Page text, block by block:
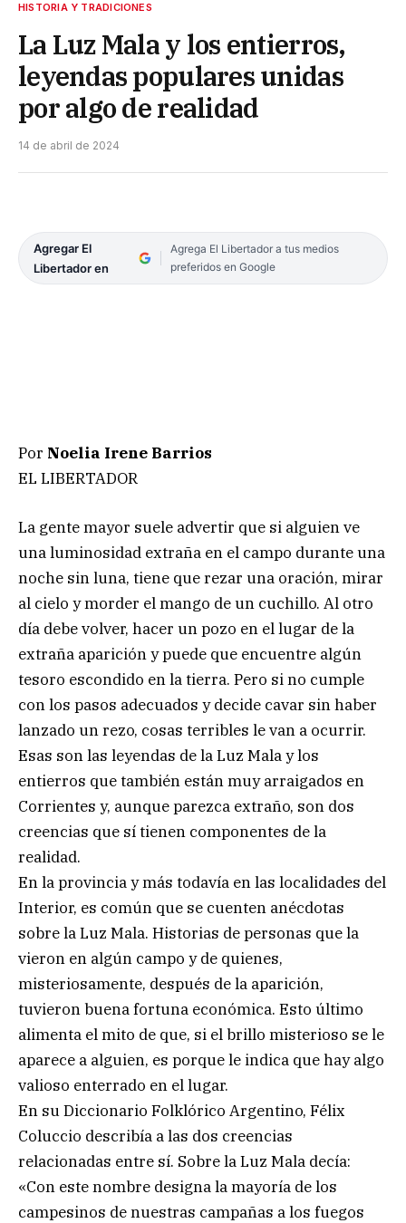
HISTORIA Y TRADICIONES
La Luz Mala y los entierros,
leyendas populares unidas
por algo de realidad
14 de abril de 2024
Agregar El
Libertador en
Agrega El Libertador a tus medios
preferidos en Google
Por Noelia Irene Barrios
EL LIBERTADOR
La gente mayor suele advertir que si alguien ve
una luminosidad extraña en el campo durante una
noche sin luna, tiene que rezar una oración, mirar
al cielo y morder el mango de un cuchillo. Al otro
día debe volver, hacer un pozo en el lugar de la
extraña aparición y puede que encuentre algún
tesoro escondido en la tierra. Pero si no cumple
con los pasos adecuados y decide cavar sin haber
lanzado un rezo, cosas terribles le van a ocurrir.
Esas son las leyendas de la Luz Mala y los
entierros que también están muy arraigados en
Corrientes y, aunque parezca extraño, son dos
creencias que sí tienen componentes de la
realidad.
En la provincia y más todavía en las localidades del
Interior, es común que se cuenten anécdotas
sobre la Luz Mala. Historias de personas que la
vieron en algún campo y de quienes,
misteriosamente, después de la aparición,
tuvieron buena fortuna económica. Esto último
alimenta el mito de que, si el brillo misterioso se le
aparece a alguien, es porque le indica que hay algo
valioso enterrado en el lugar.
En su Diccionario Folklórico Argentino, Félix
Coluccio describía a las dos creencias
relacionadas entre sí. Sobre la Luz Mala decía:
«Con este nombre designa la mayoría de los
campesinos de nuestras campañas a los fuegos